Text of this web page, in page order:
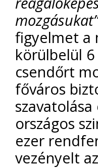
mozgásukat”
figyelmet a
körülbelül
csendőrt
főváros
országos
ezer
vezényelt